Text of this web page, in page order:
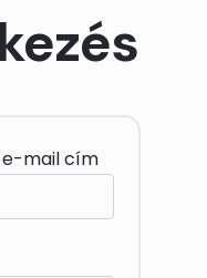
e-mail cím